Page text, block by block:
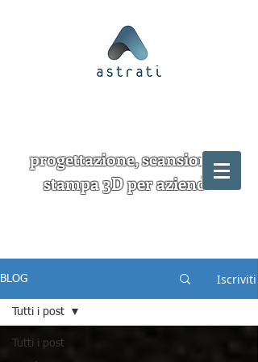
progettazione, scansione e
stampa 3D per aziende
BLOG Iscriviti
Tutti i post
Tutti i post